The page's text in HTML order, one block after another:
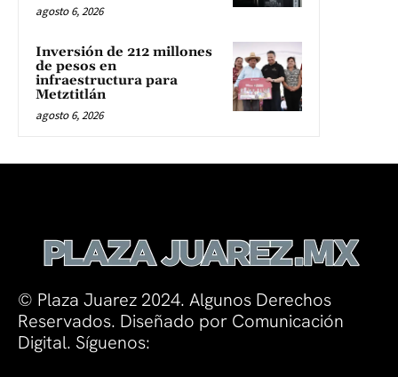
agosto 6, 2026
Inversión de 212 millones
de pesos en
infraestructura para
Metztitlán
agosto 6, 2026
© Plaza Juarez 2024. Algunos Derechos
Reservados. Diseñado por Comunicación
Digital. Síguenos: